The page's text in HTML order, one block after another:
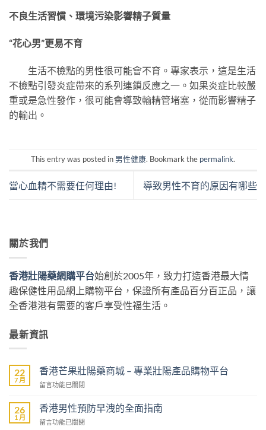
不良生活習慣、環境污染影響精子質量
“花心男”更易不育
生活不檢點的男性很可能會不育。專家表示，這是生活
不檢點引發炎症帶來的系列連鎖反應之一。如果炎症比較嚴
重或是急性發作，很可能會導致輸精管堵塞，從而影響精子
的輸出。
This entry was posted in 男性健康. Bookmark the permalink.
當心血精不需要任何理由! 導致男性不育的原因有哪些
關於我們
香港壯陽藥網購平台始創於2005年，致力打造香港最大情
趣保健性用品網上購物平台，保證所有產品百分百正品，讓
全香港港有需要的客戶享受性福生活。
最新資訊
22
7 月
香港芒果壯陽藥商城 – 專業壯陽產品購物平台
在
港
芒
果
留言功能已關閉
26
1 月
香港男性預防早洩的全面指南
在
留言功能已關閉